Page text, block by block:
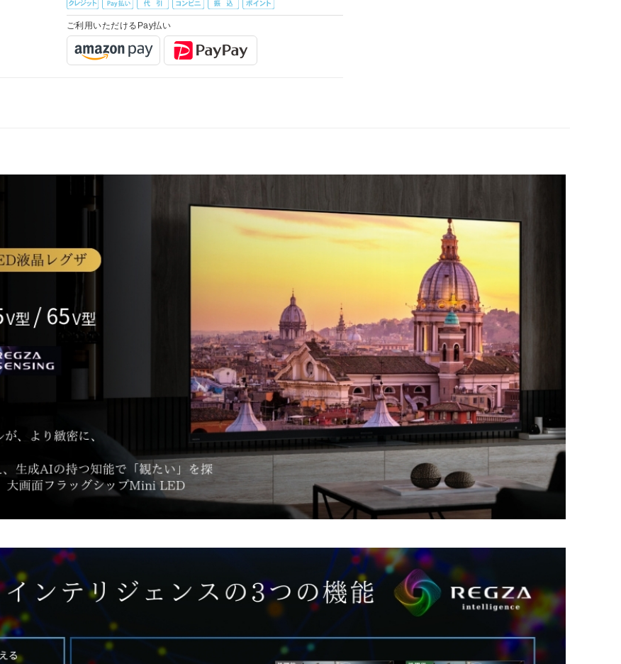
ご利用いただけるPay払い